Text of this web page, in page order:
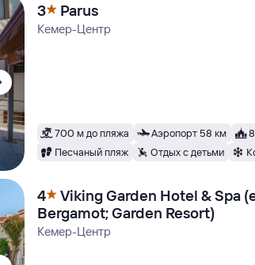
3 Parus
Кемер-Центр
700 м до пляжа Аэропорт 58 км
Песчаный пляж
Отдых с детьми
4
Viking Garden Hotel & Spa
Bergamot; Garden Resort)
Кемер-Центр